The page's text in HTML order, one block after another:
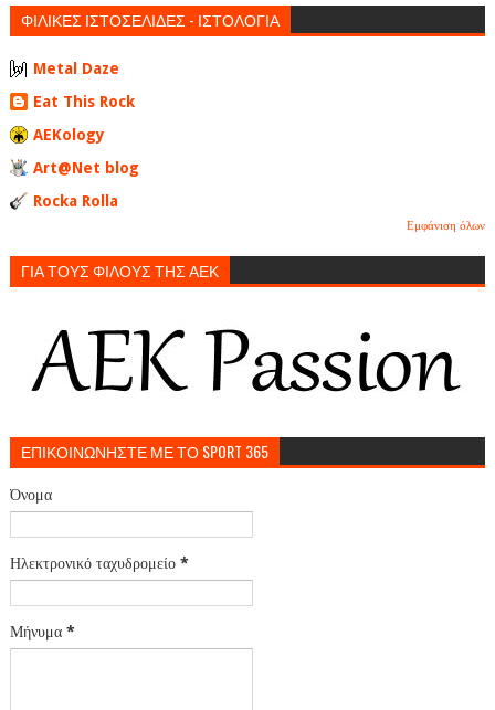
ΦΙΛΙΚΕΣ ΙΣΤΟΣΕΛΙΔΕΣ - ΙΣΤΟΛΟΓΙΑ
Metal Daze
Eat This Rock
AEKology
Art@Net blog
Rocka Rolla
Εμφάνιση όλων
ΓΙΑ ΤΟΥΣ ΦΙΛΟΥΣ ΤΗΣ ΑΕΚ
ΕΠΙΚΟΙΝΩΝΗΣΤΕ ΜΕ ΤΟ SPORT 365
Όνομα
Ηλεκτρονικό ταχυδρομείο *
Μήνυμα *